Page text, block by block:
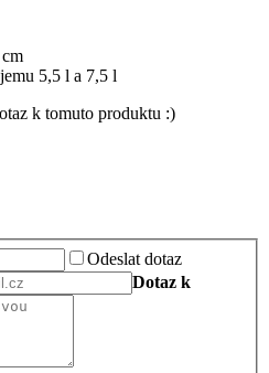
5,5 l a 7,5 l
k tomuto produktu :)
Odeslat dotaz
Dotaz k